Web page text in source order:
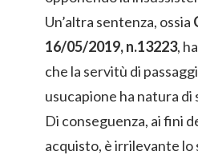
Un’altra sentenza, ossia
16/05/2019, n.13223,
che la servitù di
usucapione ha natura
Di conseguenza, ai fini
acquisto, è irrilevante lo